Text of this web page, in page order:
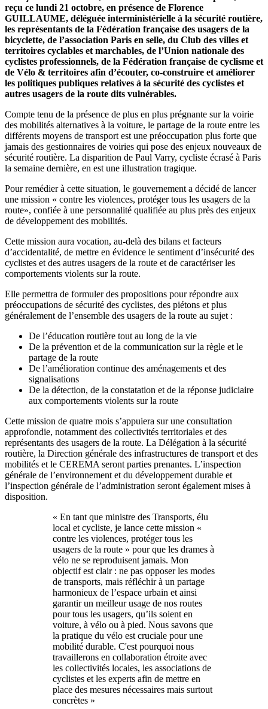
reçu ce lundi 21 octobre, en présence de Florence
GUILLAUME, déléguée interministérielle à la sécurité routière,
les représentants de la Fédération française des usagers de la
bicyclette, de l’association Paris en selle, du Club des villes et
territoires cyclables et marchables, de l’Union nationale des
cyclistes professionnels, de la Fédération française de cyclisme et
de Vélo & territoires afin d’écouter, co-construire et améliorer
les politiques publiques relatives à la sécurité des cyclistes et
autres usagers de la route dits vulnérables.
Compte tenu de la présence de plus en plus prégnante sur la voirie
des mobilités alternatives à la voiture, le partage de la route entre les
différents moyens de transport est une préoccupation plus forte que
jamais des gestionnaires de voiries qui pose des enjeux nouveaux de
sécurité routière. La disparition de Paul Varry, cycliste écrasé à Paris
la semaine dernière, en est une illustration tragique.
Pour remédier à cette situation, le gouvernement a décidé de lancer
une mission « contre les violences, protéger tous les usagers de la
route», confiée à une personnalité qualifiée au plus près des enjeux
de développement des mobilités.
Cette mission aura vocation, au-delà des bilans et facteurs
d’accidentalité, de mettre en évidence le sentiment d’insécurité des
cyclistes et des autres usagers de la route et de caractériser les
comportements violents sur la route.
Elle permettra de formuler des propositions pour répondre aux
préoccupations de sécurité des cyclistes, des piétons et plus
généralement de l’ensemble des usagers de la route au sujet :
De l’éducation routière tout au long de la vie
De la prévention et de la communication sur la règle et le
partage de la route
De l’amélioration continue des aménagements et des
signalisations
De la détection, de la constatation et de la réponse judiciaire
aux comportements violents sur la route
Cette mission de quatre mois s’appuiera sur une consultation
approfondie, notamment des collectivités territoriales et des
représentants des usagers de la route. La Délégation à la sécurité
routière, la Direction générale des infrastructures de transport et des
mobilités et le CEREMA seront parties prenantes. L’inspection
générale de l’environnement et du développement durable et
l’inspection générale de l’administration seront également mises à
disposition.
« En tant que ministre des Transports, élu
local et cycliste, je lance cette mission «
contre les violences, protéger tous les
usagers de la route » pour que les drames à
vélo ne se reproduisent jamais. Mon
objectif est clair : ne pas opposer les modes
de transports, mais réfléchir à un partage
harmonieux de l’espace urbain et ainsi
garantir un meilleur usage de nos routes
pour tous les usagers, qu’ils soient en
voiture, à vélo ou à pied. Nous savons que
la pratique du vélo est cruciale pour une
mobilité durable. C'est pourquoi nous
travaillerons en collaboration étroite avec
les collectivités locales, les associations de
cyclistes et les experts afin de mettre en
place des mesures nécessaires mais surtout
concrètes »